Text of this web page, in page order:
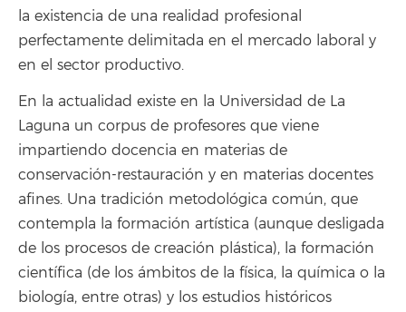
la existencia de una realidad profesional
perfectamente delimitada en el mercado laboral y
en el sector productivo.
En la actualidad existe en la Universidad de La
Laguna un corpus de profesores que viene
impartiendo docencia en materias de
conservación-restauración y en materias docentes
afines. Una tradición metodológica común, que
contempla la formación artística (aunque desligada
de los procesos de creación plástica), la formación
científica (de los ámbitos de la física, la química o la
biología, entre otras) y los estudios históricos